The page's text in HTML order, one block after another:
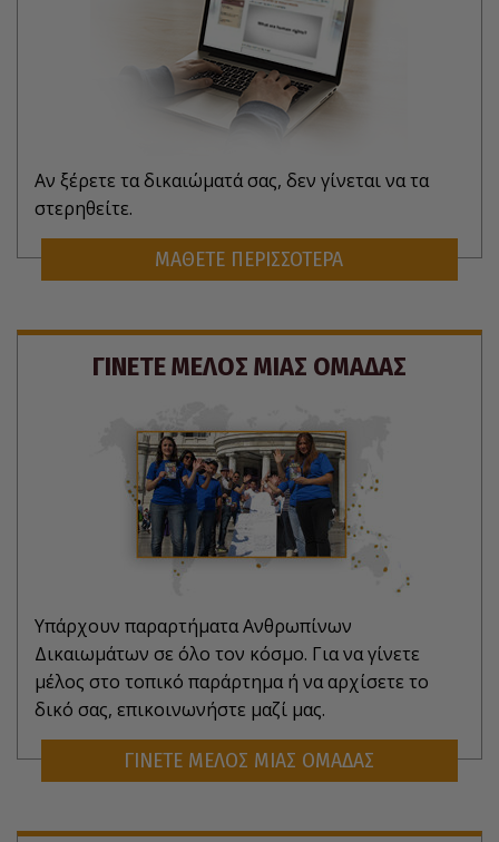
Αν ξέρετε τα δικαιώματά σας, δεν γίνεται να τα
στερηθείτε.
ΜΑΘΕΤΕ ΠΕΡΙΣΣΟΤΕΡΑ
ΓΙΝΕΤΕ ΜΕΛΟΣ ΜΙΑΣ ΟΜΑΔΑΣ
Υπάρχουν παραρτήματα Ανθρωπίνων
Δικαιωμάτων σε όλο τον κόσμο. Για να γίνετε
μέλος στο τοπικό παράρτημα ή να αρχίσετε το
δικό σας, επικοινωνήστε μαζί μας.
ΓΙΝΕΤΕ ΜΕΛΟΣ ΜΙΑΣ ΟΜΑΔΑΣ